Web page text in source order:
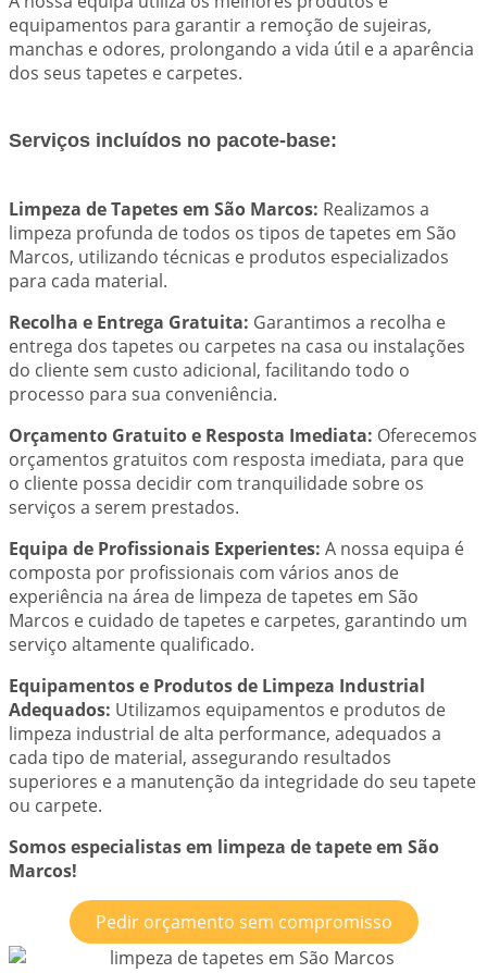
equipamentos para garantir a remoção de sujeiras,
manchas e odores, prolongando a vida útil e a aparência
dos seus tapetes e carpetes.
Serviços incluídos no pacote-base:
Limpeza de Tapetes em São Marcos: Realizamos a
limpeza profunda de todos os tipos de tapetes em São
Marcos, utilizando técnicas e produtos especializados
para cada material.
Recolha e Entrega Gratuita: Garantimos a recolha e
entrega dos tapetes ou carpetes na casa ou instalações
do cliente sem custo adicional, facilitando todo o
processo para sua conveniência.
Orçamento Gratuito e Resposta Imediata: Oferecemos
orçamentos gratuitos com resposta imediata, para que
o cliente possa decidir com tranquilidade sobre os
serviços a serem prestados.
Equipa de Profissionais Experientes: A nossa equipa é
composta por profissionais com vários anos de
experiência na área de limpeza de tapetes em São
Marcos e cuidado de tapetes e carpetes, garantindo um
serviço altamente qualificado.
Equipamentos e Produtos de Limpeza Industrial
Adequados: Utilizamos equipamentos e produtos de
limpeza industrial de alta performance, adequados a
cada tipo de material, assegurando resultados
superiores e a manutenção da integridade do seu tapete
ou carpete.
Somos especialistas em limpeza de tapete em São
Marcos!
Pedir orçamento sem compromisso